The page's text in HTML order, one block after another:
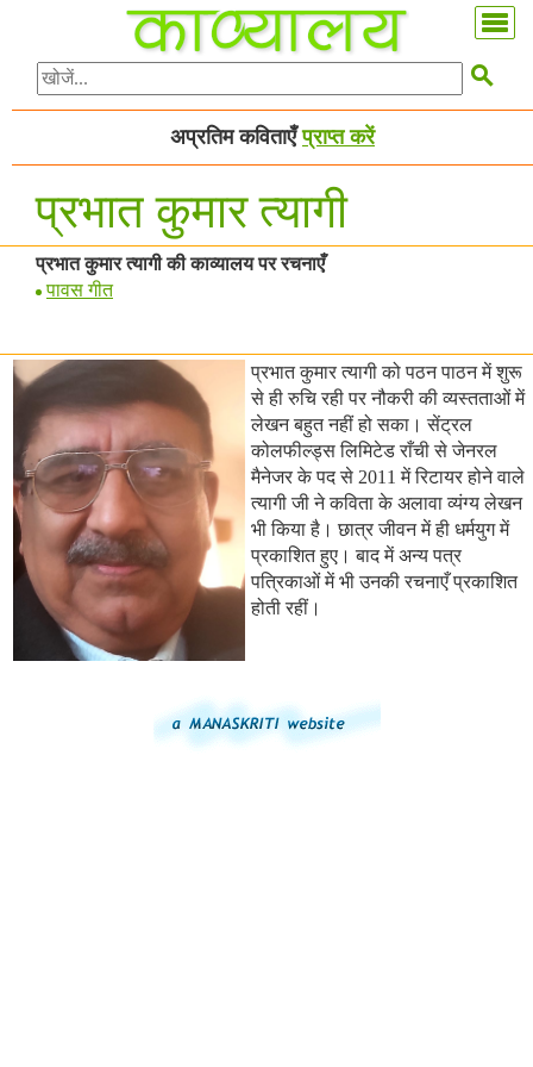

अप्रतिम कविताएँप्राप्त करें
प्रभात कुमार त्यागी
प्रभात कुमार त्यागी की काव्यालय पर रचनाएँ
पावस गीत
प्रभात कुमार त्यागी को पठन पाठन में शुरू
से ही रुचि रही पर नौकरी की व्यस्तताओं में
लेखन बहुत नहीं हो सका। सेंट्रल
कोलफील्ड्स लिमिटेड राँची से जेनरल
मैनेजर के पद से 2011 में रिटायर होने वाले
त्यागी जी ने कविता के अलावा व्यंग्य लेखन
भी किया है। छात्र जीवन में ही धर्मयुग में
प्रकाशित हुए। बाद में अन्य पत्र
पत्रिकाओं में भी उनकी रचनाएँ प्रकाशित
होती रहीं।